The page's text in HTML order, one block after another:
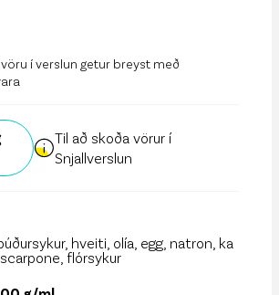
í verslun getur breyst með
Til að skoða vörur í
Snjallverslun
hveiti, olía, egg, natron, ka
flórsykur